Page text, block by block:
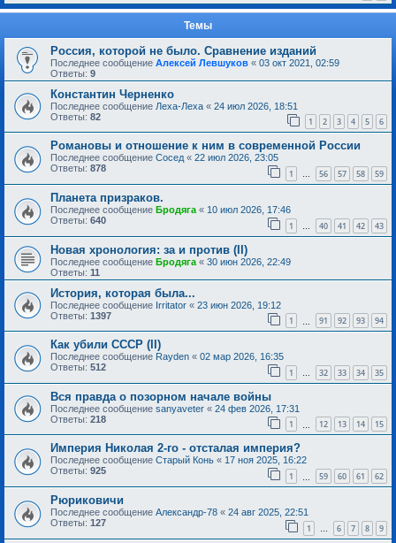
Темы
Россия, которой не было. Сравнение изданий
Последнее сообщение Алексей Левшуков « 03 окт 2021, 02:59
Ответы: 9
Константин Черненко
Последнее сообщение Леха-Леха « 24 июл 2026, 18:51
Ответы: 82 1 2 3 4 5 6
Романовы и отношение к ним в современной России
Последнее сообщение Сосед « 22 июл 2026, 23:05
Ответы: 878 1 … 56 57 58 59
Планета призраков.
Последнее сообщение Бродяга « 10 июл 2026, 17:46
Ответы: 640 1 … 40 41 42 43
Новая хронология: за и против (II)
Последнее сообщение Бродяга « 30 июн 2026, 22:49
Ответы: 11
История, которая была...
Последнее сообщение Irritator « 23 июн 2026, 19:12
Ответы: 1397 1 91 92 93 94
Как убили СССР (II)
Последнее сообщение Rayden « 02 мар 2026, 16:35
Ответы: 512 1 … 32 33 34 35
Вся правда о позорном начале войны
Последнее сообщение sanyaveter « 24 фев 2026, 17:31
Ответы: 218 1 12 13 14 15
Империя Николая 2-го - отсталая империя?
Последнее сообщение Старый Конь « 17 ноя 2025, 16:22
Ответы: 925 1 59 60 61 62
Рюриковичи
Последнее сообщение Александр-78 « 24 авг 2025, 22:51
Ответы: 127 1 … 6 7 8 9